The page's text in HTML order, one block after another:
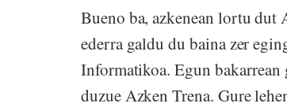
Bueno ba, azkenean lortu dut
ederra galdu du baina zer
Informatikoa. Egun bakarrean
duzue Azken Trena. Gure